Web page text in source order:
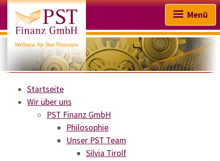
Menü
Startseite
Wir über uns
Absicherung & Vorsorge
Startseite
Wir über uns
PST Finanz GmbH
Philosophie
Unser PST Team
Silvia Tirolf